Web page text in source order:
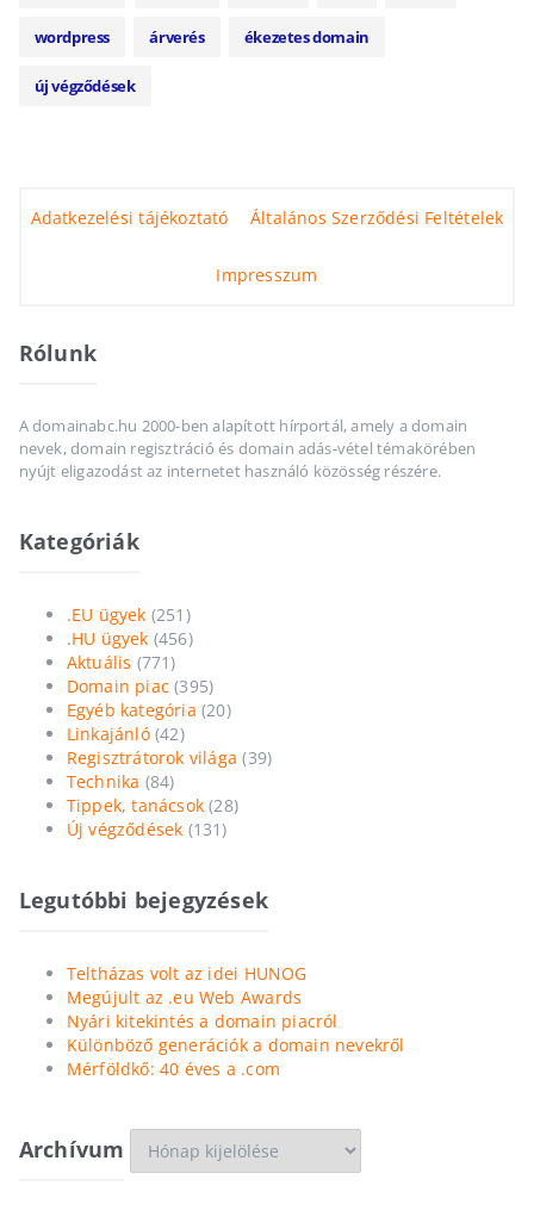
wordpress árverés ékezetes domain
új végződések
Adatkezelési tájékoztató Általános Szerződési Feltételek
Impresszum
Rólunk
A domainabc.hu 2000-ben alapított hírportál, amely a domain
nevek, domain regisztráció és domain adás-vétel témakörében
nyújt eligazodást az internetet használó közösség részére.
Kategóriák
.EU ügyek (251)
.HU ügyek (456)
Aktuális (771)
Domain piac (395)
Egyéb kategória (20)
Linkajánló(42)
Regisztrátorok világa (39)
Technika (84)
Tippek, tanácsok (28)
Új végződések (131)
Legutóbbi bejegyzések
Teltházas volt az idei HUNOG
Megújult az .eu Web Awards
Nyári kitekintés a domain piacról
Különböző generációk a domain nevekről
Mérföldkő: 40 éves a .com
Archívum